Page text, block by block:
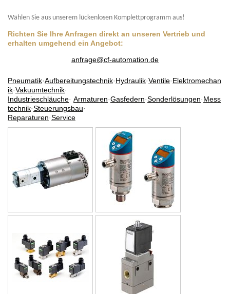
Wählen Sie aus unserem lückenlosen Komplettprogramm aus!
Richten Sie Ihre Anfragen direkt an unseren Vertrieb und
erhalten umgehend ein Angebot:
anfrage@cf-automation.de
Pneumatik·Aufbereitungstechnik·Hydraulik·Ventile·Elektromechan
ik·Vakuumtechnik·
Industrieschläuche· Armaturen·Gasfedern·Sonderlösungen·Mess
technik·Steuerungsbau·
Reparaturen·Service